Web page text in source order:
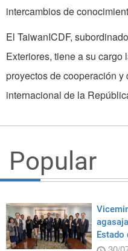
intercambios de
El TaiwanICDF,
Exteriores, tiene a su
proyectos de cooperación
internacional de la
Popular
Estado